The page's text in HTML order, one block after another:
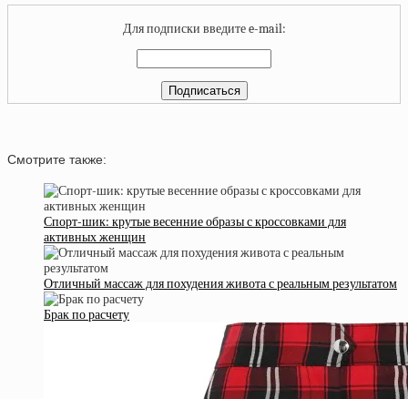
Для подписки введите e-mail:
Смотрите также:
Спорт-шик: крутые весенние образы с кроссовками для
активных женщин
Отличный массаж для похудения живота с реальным результатом
Брак по расчету